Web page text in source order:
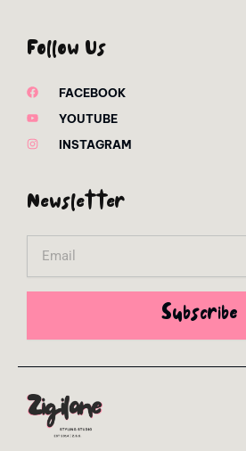
Follow Us
FACEBOOK
YOUTUBE
INSTAGRAM
Newsletter
Subscribe